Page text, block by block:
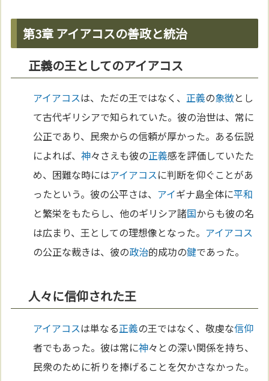
第3章 アイアコスの善政と統治
正義の王としてのアイアコス
アイアコスは、ただの王ではなく、正義の象徴とし
て古代ギリシアで知られていた。彼の治世は、常に
公正であり、民衆からの信頼が厚かった。ある伝説
によれば、神々さえも彼の正義感を評価していたた
め、困難な時にはアイアコスに判断を仰ぐことがあ
ったという。彼の公平さは、 アイギナ島全体に平和
と繁栄をもたらし、他のギリシア諸国からも彼の名
は広まり、王としての理想像となった。 アイアコス
の公正な裁きは、彼の政治的成功の鍵であった。
人々に信仰された王
アイアコスは単なる正義の王ではなく、敬虔な信仰
者でもあった。彼は常に神々との深い関係を持ち、
民衆のために祈りを捧げることを欠かさなかった。